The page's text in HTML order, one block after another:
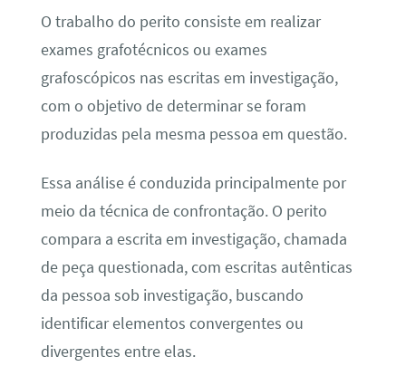
O trabalho do perito consiste em realizar
exames grafotécnicos ou exames
grafoscópicos nas escritas em investigação,
com o objetivo de determinar se foram
produzidas pela mesma pessoa em questão.
Essa análise é conduzida principalmente por
meio da técnica de confrontação. O perito
compara a escrita em investigação, chamada
de peça questionada, com escritas autênticas
da pessoa sob investigação, buscando
identificar elementos convergentes ou
divergentes entre elas.